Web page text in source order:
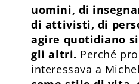
uomini, di
di attivisti, di
agire quotidiano
gli altri. Perché
interessava a